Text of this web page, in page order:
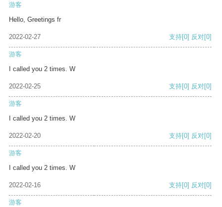
游客
Hello, Greetings fr
2022-02-27 支持[0] 反对[0]
游客
I called you 2 times. W
2022-02-25 支持[0] 反对[0]
游客
I called you 2 times. W
2022-02-20 支持[0] 反对[0]
游客
I called you 2 times. W
2022-02-16 支持[0] 反对[0]
游客